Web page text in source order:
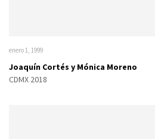
enero 1, 1999
Joaquín Cortés y Mónica Moreno
CDMX 2018